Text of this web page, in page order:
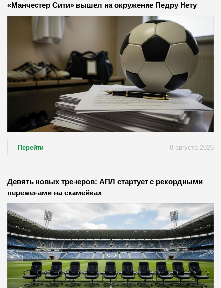
«Манчестер Сити» вышел на окружение Педру Нету
Перейти 8 августа 2026
Девять новых тренеров: АПЛ стартует с рекордными
переменами на скамейках